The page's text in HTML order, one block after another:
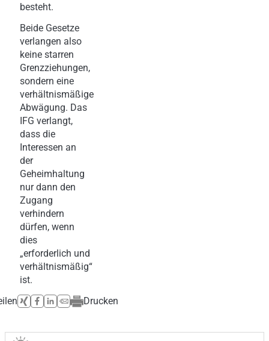
besteht.
Beide Gesetze
verlangen also
keine starren
Grenzziehungen,
sondern eine
verhältnismäßige
Abwägung. Das
IFG verlangt,
dass die
Interessen an
der
Geheimhaltung
nur dann den
Zugang
verhindern
dürfen, wenn
dies
„erforderlich und
verhältnismäßig“
ist.
Drucken